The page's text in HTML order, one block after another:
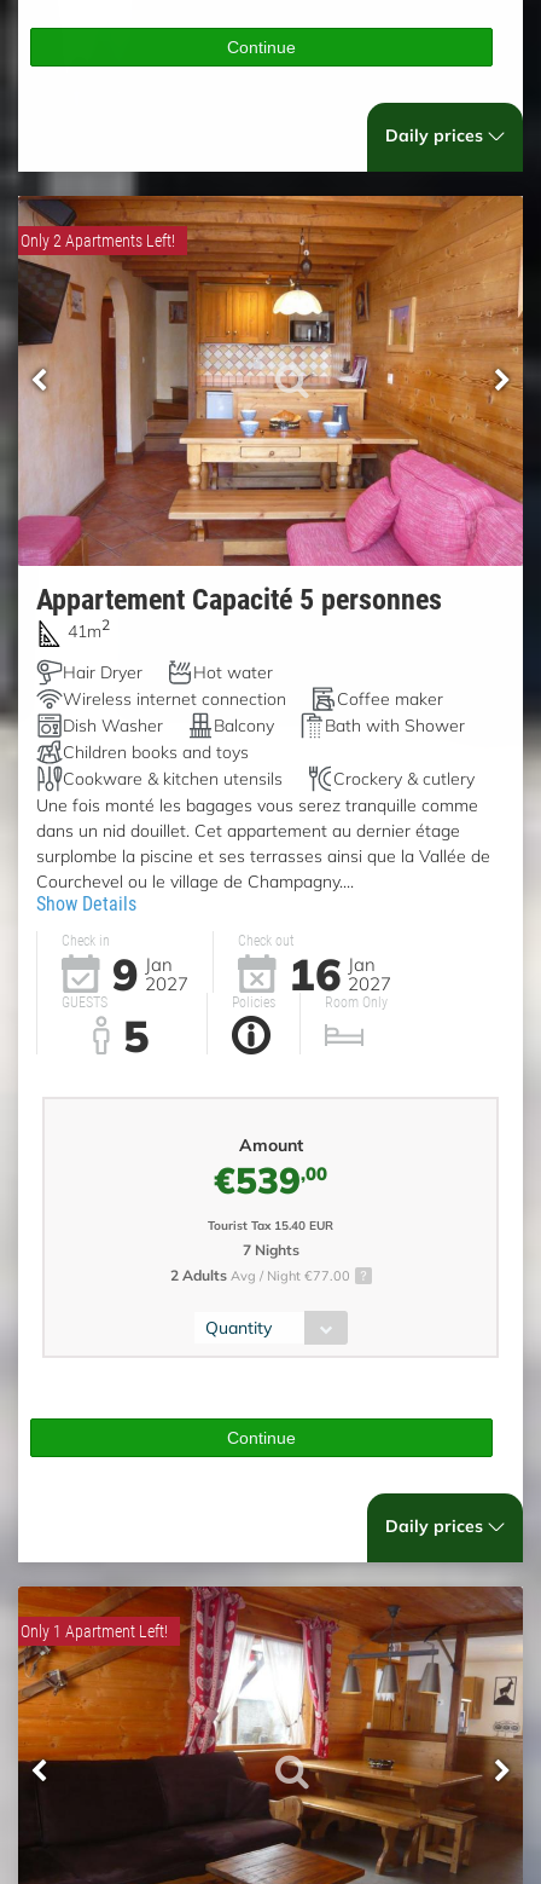
Continue
Daily prices
Only 2 Apartments Left!
Appartement Capacité 5 personnes
41m2
Hair Dryer
Hot water
Wireless internet connection
Coffee maker
Dish Washer
Balcony
Bath with Shower
Children books and toys
Cookware & kitchen utensils
Crockery & cutlery
Une fois monté les bagages vous serez tranquille comme
dans un nid douillet. Cet appartement au dernier étage
surplombe la piscine et ses terrasses ainsi que la Vallée de
Courchevel ou le village de Champagny....
Show Details
Check in
9 Jan
2027
Check out
16 Jan
2027
GUESTS
5
Policies Room Only
Amount
€539,00
Tourist Tax 15.40 EUR
7 Nights
2 Adults Avg / Night €77.00
Quantity
Continue
Daily prices
Only 1 Apartment Left!